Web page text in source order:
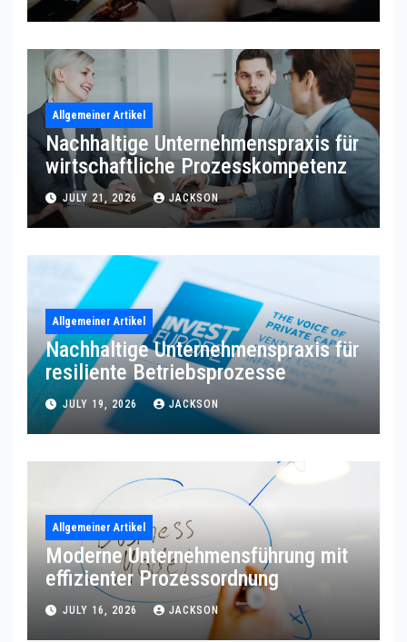
Allgemeiner Artikel
Nachhaltige Unternehmenspraxis für
wirtschaftliche Prozesskompetenz
JULY 21, 2026 JACKSON
Allgemeiner Artikel
Nachhaltige Unternehmenspraxis für
resiliente Betriebsprozesse
JULY 19, 2026 JACKSON
Allgemeiner Artikel
Moderne Unternehmensführung mit
effizienter Prozessordnung
JULY 16, 2026 JACKSON